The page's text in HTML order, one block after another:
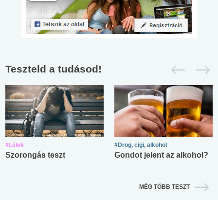
Teszteld a tudásod!
#Lélek
Szorongás teszt
#Drog, cigi, alkohol
Gondot jelent az alkohol?
MÉG TÖBB TESZT